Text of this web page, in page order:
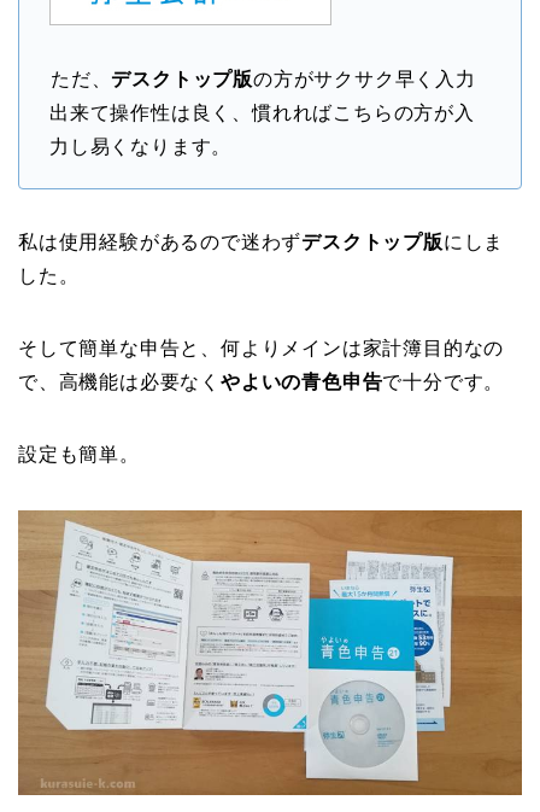
ただ、デスクトップ版の方がサクサク早く入力
出来て操作性は良く、慣れればこちらの方が入
力し易くなります。
私は使用経験があるので迷わずデスクトップ版にしま
した。
そして簡単な申告と、何よりメインは家計簿目的なの
で、高機能は必要なく やよいの青色申告で十分です。
設定も簡単。